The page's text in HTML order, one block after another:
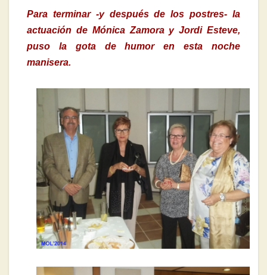
Para terminar -y después de los postres- la
actuación de Mónica Zamora y Jordi Esteve,
puso la gota de humor en esta noche
manisera.